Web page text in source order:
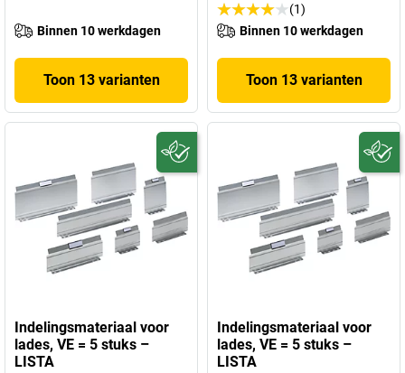
Binnen 10 werkdagen
Toon 13 varianten
(1)
Binnen 10 werkdagen
Toon 13 varianten
Indelingsmateriaal voor
lades, VE = 5 stuks –
LISTA
Indelingsmateriaal voor
lades, VE = 5 stuks –
LISTA